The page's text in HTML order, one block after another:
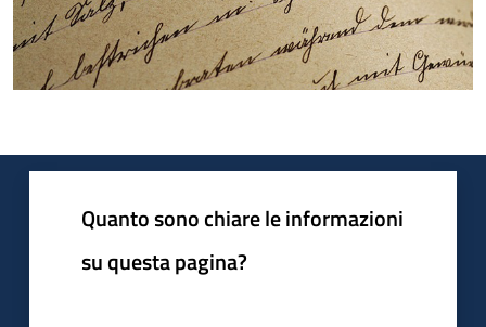
Quanto sono chiare le informazioni
su questa pagina?